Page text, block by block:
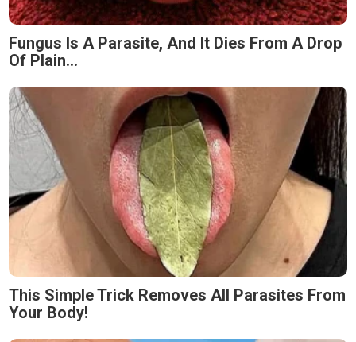
Fungus Is A Parasite, And It Dies From A Drop
Of Plain...
This Simple Trick Removes All Parasites From
Your Body!